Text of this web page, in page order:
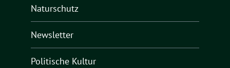
Naturschutz
Newsletter
Politische Kultur